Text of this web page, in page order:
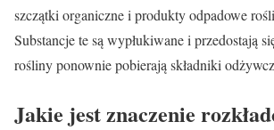
szczątki organiczne i produkty odpadowe
Substancje te są wypłukiwane i przedostają
rośliny ponownie pobierają składniki
Jakie jest znaczenie